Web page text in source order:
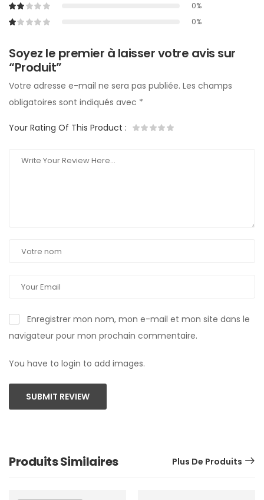
0%
0%
Soyez le premier à laisser votre avis sur
“Produit”
Votre adresse e-mail ne sera pas publiée. Les champs
obligatoires sont indiqués avec *
Your Rating Of This Product :
Enregistrer mon nom, mon e-mail et mon site dans le
navigateur pour mon prochain commentaire.
You have to login to add images.
SUBMIT REVIEW
Produits Similaires Plus De Produits